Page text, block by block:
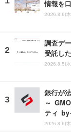
情報を
2026.8.6(
調査デ
受託し
2026.8.5(
銀行が
～
ティ by
2026.8.6(